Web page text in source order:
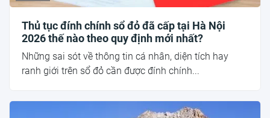
Thủ tục đính chính sổ đỏ đã cấp tại Hà Nội
2026 thế nào theo quy định mới nhất?
Những sai sót về thông tin cá nhân, diện tích hay
ranh giới trên sổ đỏ cần được đính chính...